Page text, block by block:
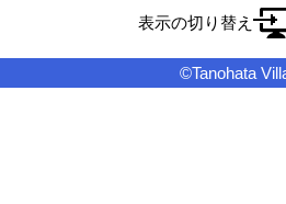
表示の切り替え
©Tanohata